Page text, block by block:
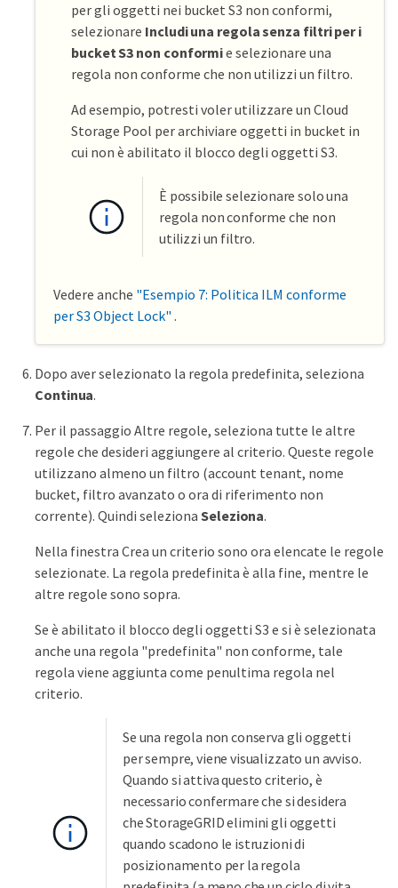
per gli oggetti nei bucket S3 non conformi,
selezionare Includi una regola senza filtri per i
bucket S3 non conformie selezionare una
regola non conforme che non utilizzi un filtro.
Ad esempio, potresti voler utilizzare un Cloud
Storage Pool per archiviare oggetti in bucket in
cui non è abilitato il blocco degli oggetti S3.
È possibile selezionare solo una
regola non conforme che non
utilizzi un filtro.
Vedere anche "Esempio 7: Politica ILM conforme
per S3 Object Lock" .
Dopo aver selezionato la regola predefinita, seleziona
Continua.
Per il passaggio Altre regole, seleziona tutte le altre
regole che desideri aggiungere al criterio. Queste regole
utilizzano almeno un filtro (account tenant, nome
bucket, filtro avanzato o ora di riferimento non
corrente). Quindi seleziona Seleziona.
Nella finestra Crea un criterio sono ora elencate le regole
selezionate. La regola predefinita è alla fine, mentre le
altre regole sono sopra.
Se è abilitato il blocco degli oggetti S3 e si è selezionata
anche una regola "predefinita" non conforme, tale
regola viene aggiunta come penultima regola nel
criterio.
Se una regola non conserva gli oggetti
per sempre, viene visualizzato un avviso.
Quando si attiva questo criterio, è
necessario confermare che si desidera
che StorageGRID elimini gli oggetti
quando scadono le istruzioni di
posizionamento per la regola